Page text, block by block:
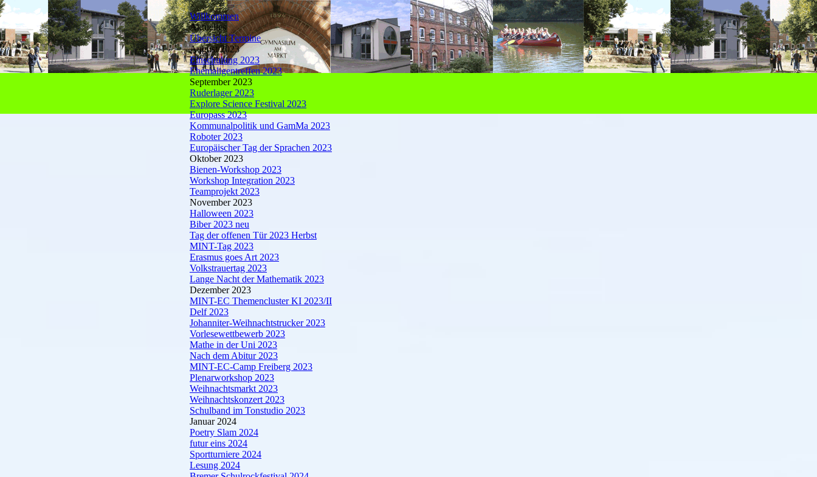
×
Willkommen
Aktuelles
Übersicht Termine
August 2023
Einschulung 2023
Ehemaligentreffen 2023
September 2023
Ruderlager 2023
Explore Science Festival 2023
Europass 2023
Kommunalpolitik und GamMa 2023
Roboter 2023
Europäischer Tag der Sprachen 2023
Oktober 2023
Bienen-Workshop 2023
Workshop Integration 2023
Teamprojekt 2023
November 2023
Halloween 2023
Biber 2023 neu
Tag der offenen Tür 2023 Herbst
MINT-Tag 2023
Erasmus goes Art 2023
Volkstrauertag 2023
Lange Nacht der Mathematik 2023
Dezember 2023
MINT-EC Themencluster KI 2023/II
Delf 2023
Johanniter-Weihnachtstrucker 2023
Vorlesewettbewerb 2023
Mathe in der Uni 2023
Nach dem Abitur 2023
MINT-EC-Camp Freiberg 2023
Plenarworkshop 2023
Weihnachtsmarkt 2023
Weihnachtskonzert 2023
Schulband im Tonstudio 2023
Januar 2024
Poetry Slam 2024
futur eins 2024
Sportturniere 2024
Lesung 2024